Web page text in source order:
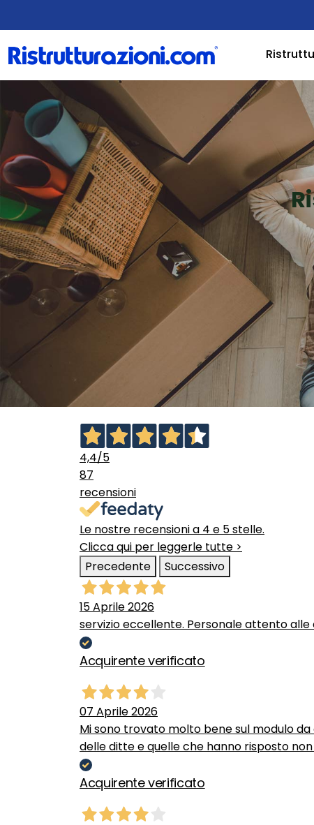
4,4/5
87
recensioni
Le nostre recensioni a 4 e 5 stelle.
Clicca qui per leggerle tutte >
Precedente
Successivo
15 Aprile 2026
servizio eccellente. Personale attento alle
Acquirente verificato
07 Aprile 2026
Mi sono trovato molto bene sul modulo
delle ditte e quelle che hanno risposto
Acquirente verificato